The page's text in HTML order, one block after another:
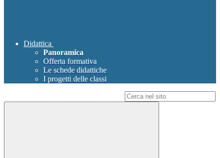
Didattica
Panoramica
Offerta formativa
Le schede didattiche
I progetti delle classi